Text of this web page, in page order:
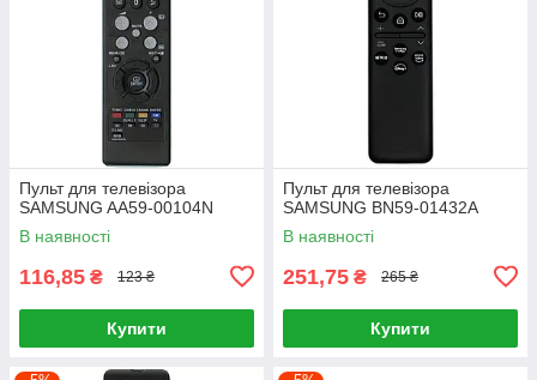
Пульт для телевізора
SAMSUNG AA59-00104N
В наявності
116,85 ₴ 123 ₴
Купити
Пульт для телевізора
SAMSUNG BN59-01432A
В наявності
251,75 ₴ 265 ₴
Купити